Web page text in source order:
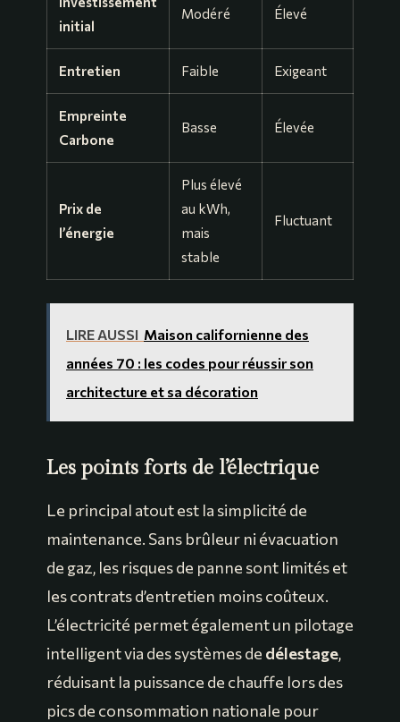
initial
Modéré Élevé
Entretien Faible Exigeant
Empreinte
Carbone
Basse Élevée
Prix de
l’énergie
Plus élevé
au kWh,
mais
stable
Fluctuant
LIRE AUSSI Maison californienne des
années 70 : les codes pour réussir son
architecture et sa décoration
Les points forts de l’électrique
Le principal atout est la simplicité de
maintenance. Sans brûleur ni évacuation
de gaz, les risques de panne sont limités et
les contrats d’entretien moins coûteux.
L’électricité permet également un pilotage
intelligent via des systèmes de délestage,
réduisant la puissance de chauffe lors des
pics de consommation nationale pour